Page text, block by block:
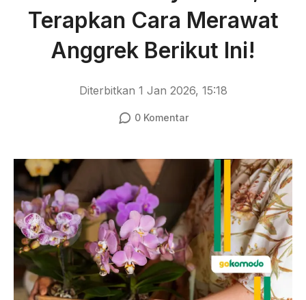
Terapkan Cara Merawat
Anggrek Berikut Ini!
Diterbitkan 1 Jan 2026, 15:18
0Komentar